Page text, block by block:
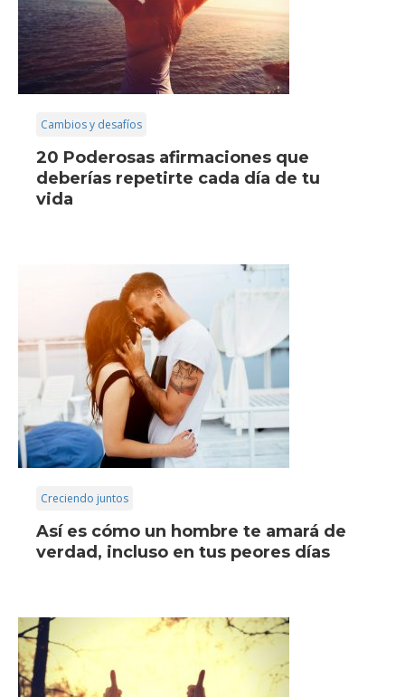
Cambios y desafíos
20 Poderosas afirmaciones que
deberías repetirte cada día de tu
vida
Creciendo juntos
Así es cómo un hombre te amará de
verdad, incluso en tus peores días